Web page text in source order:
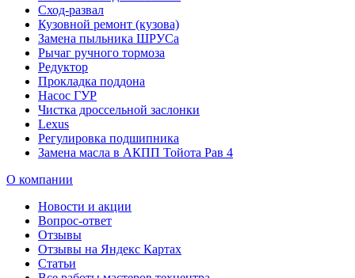
Сход-развал
Кузовной ремонт (кузова)
Замена пыльника ШРУСа
Рычаг ручного тормоза
Редуктор
Прокладка поддона
Насос ГУР
Чистка дроссельной заслонки
Lexus
Регулировка подшипника
Замена масла в АКПП Тойота Рав 4
О компании
Новости и акции
Вопрос-ответ
Отзывы
Отзывы на Яндекс Картах
Статьи